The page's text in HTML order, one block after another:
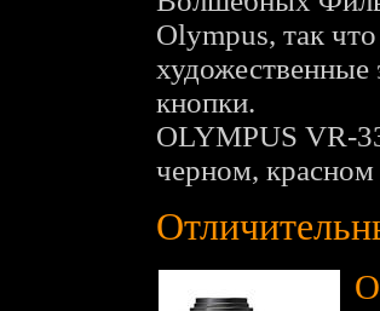
Olympus, так
художественные
кнопки.
OLYMPUS VR-
черном,